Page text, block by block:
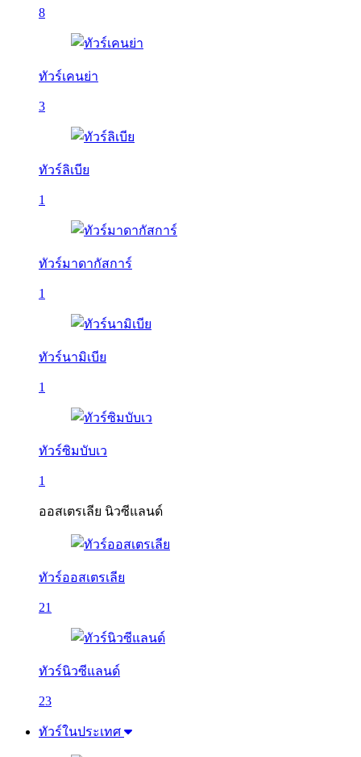
8
ทัวร์เคนย่า
3
ทัวร์ลิเบีย
1
ทัวร์มาดากัสการ์
1
ทัวร์นามิเบีย
1
ทัวร์ซิมบับเว
1
ออสเตรเลีย นิวซีแลนด์
ทัวร์ออสเตรเลีย
21
ทัวร์นิวซีแลนด์
23
ทัวร์ในประเทศ